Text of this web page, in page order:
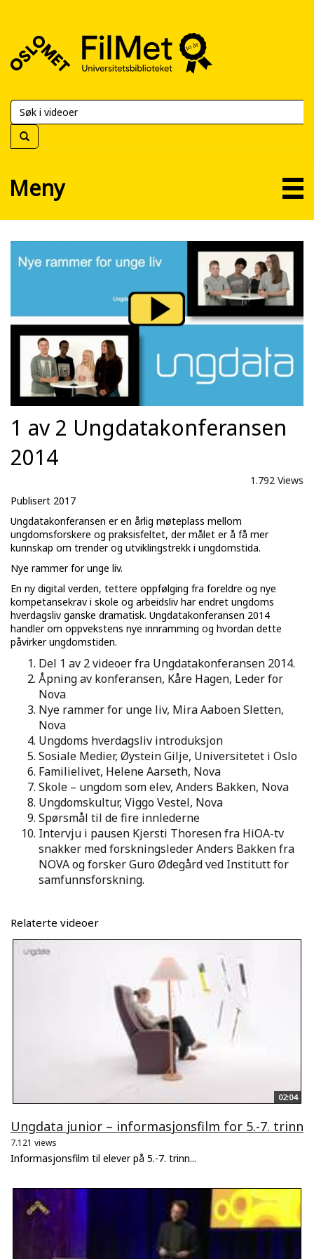
FilMet
Universitetsbiblioteket
Meny
1 av 2 Ungdatakonferansen
2014
1.792 Views
Publisert 2017
Ungdatakonferansen er en årlig møteplass mellom
ungdomsforskere og praksisfeltet, der målet er å få mer
kunnskap om trender og utviklingstrekk i ungdomstida.
Nye rammer for unge liv.
En ny digital verden, tettere oppfølging fra foreldre og nye
kompetansekrav i skole og arbeidsliv har endret ungdoms
hverdagsliv ganske dramatisk. Ungdatakonferansen 2014
handler om oppvekstens nye innramming og hvordan dette
påvirker ungdomstiden.
Del 1 av 2 videoer fra Ungdatakonferansen 2014.
Åpning av konferansen, Kåre Hagen, Leder for
Nova
Nye rammer for unge liv, Mira Aaboen Sletten,
Nova
Ungdoms hverdagsliv introduksjon
Sosiale Medier, Øystein Gilje, Universitetet i Oslo
Familielivet, Helene Aarseth, Nova
Skole – ungdom som elev, Anders Bakken, Nova
Ungdomskultur, Viggo Vestel, Nova
Spørsmål til de fire innlederne
Intervju i pausen Kjersti Thoresen fra HiOA-tv
snakker med forskningsleder Anders Bakken fra
NOVA og forsker Guro Ødegård ved Institutt for
samfunnsforskning.
Relaterte videoer
02:04
Ungdata junior – informasjonsfilm for 5.-7. trinn
7.121 views
Informasjonsfilm til elever på 5.-7. trinn...